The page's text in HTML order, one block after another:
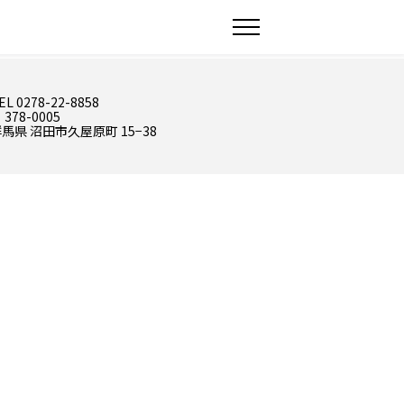
0278-22-8858
378-0005
県 沼田市久屋原町 15−38